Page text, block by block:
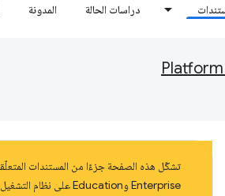
دراسات الحالة المدونة
Enterprise وEducation على نظام التشغيل ChromeOS حتى كانون الثاني (يناير) 2025 على الأقل. اطّلِع على مزيد من المعلومات عن